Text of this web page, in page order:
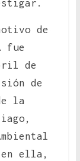
de
fue
de
de
la
en ella,